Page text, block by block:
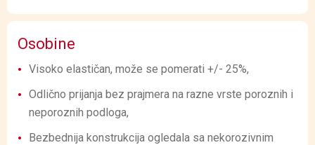
Osobine
Visoko elastičan, može se pomerati +/- 25%,
Odlično prijanja bez prajmera na razne vrste poroznih i
neporoznih podloga,
Bezbednija konstrukcija ogledala sa nekorozivnim